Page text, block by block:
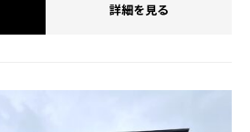
詳細を見る